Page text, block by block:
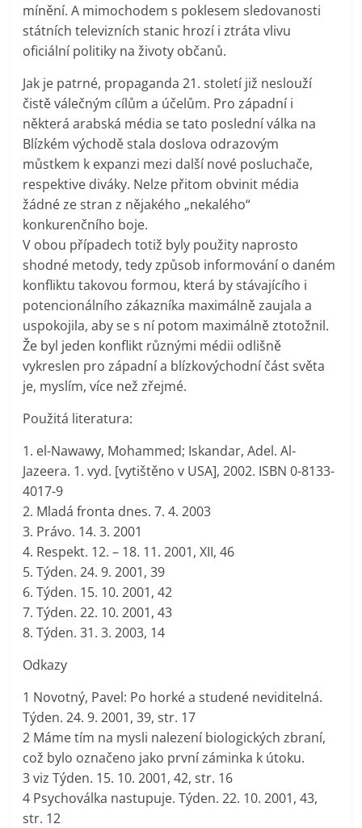
mínění. A mimochodem s poklesem sledovanosti
státních televizních stanic hrozí i ztráta vlivu
oficiální politiky na životy občanů.
Jak je patrné, propaganda 21. století již neslouží
čistě válečným cílům a účelům. Pro západní i
některá arabská média se tato poslední válka na
Blízkém východě stala doslova odrazovým
můstkem k expanzi mezi další nové posluchače,
respektive diváky. Nelze přitom obvinit média
žádné ze stran z nějakého „nekalého“
konkurenčního boje.
V obou případech totiž byly použity naprosto
shodné metody, tedy způsob informování o daném
konfliktu takovou formou, která by stávajícího i
potencionálního zákazníka maximálně zaujala a
uspokojila, aby se s ní potom maximálně ztotožnil.
Že byl jeden konflikt různými médii odlišně
vykreslen pro západní a blízkovýchodní část světa
je, myslím, více než zřejmé.
Použitá literatura:
1. el-Nawawy, Mohammed; Iskandar, Adel. Al-
Jazeera. 1. vyd. [vytištěno v USA], 2002. ISBN 0-8133-
4017-9
2. Mladá fronta dnes. 7. 4. 2003
3. Právo. 14. 3. 2001
4. Respekt. 12. – 18. 11. 2001, XII, 46
5. Týden. 24. 9. 2001, 39
6. Týden. 15. 10. 2001, 42
7. Týden. 22. 10. 2001, 43
8. Týden. 31. 3. 2003, 14
Odkazy
1 Novotný, Pavel: Po horké a studené neviditelná.
Týden. 24. 9. 2001, 39, str. 17
2 Máme tím na mysli nalezení biologických zbraní,
což bylo označeno jako první záminka k útoku.
3 viz Týden. 15. 10. 2001, 42, str. 16
4 Psychoválka nastupuje. Týden. 22. 10. 2001, 43,
str. 12